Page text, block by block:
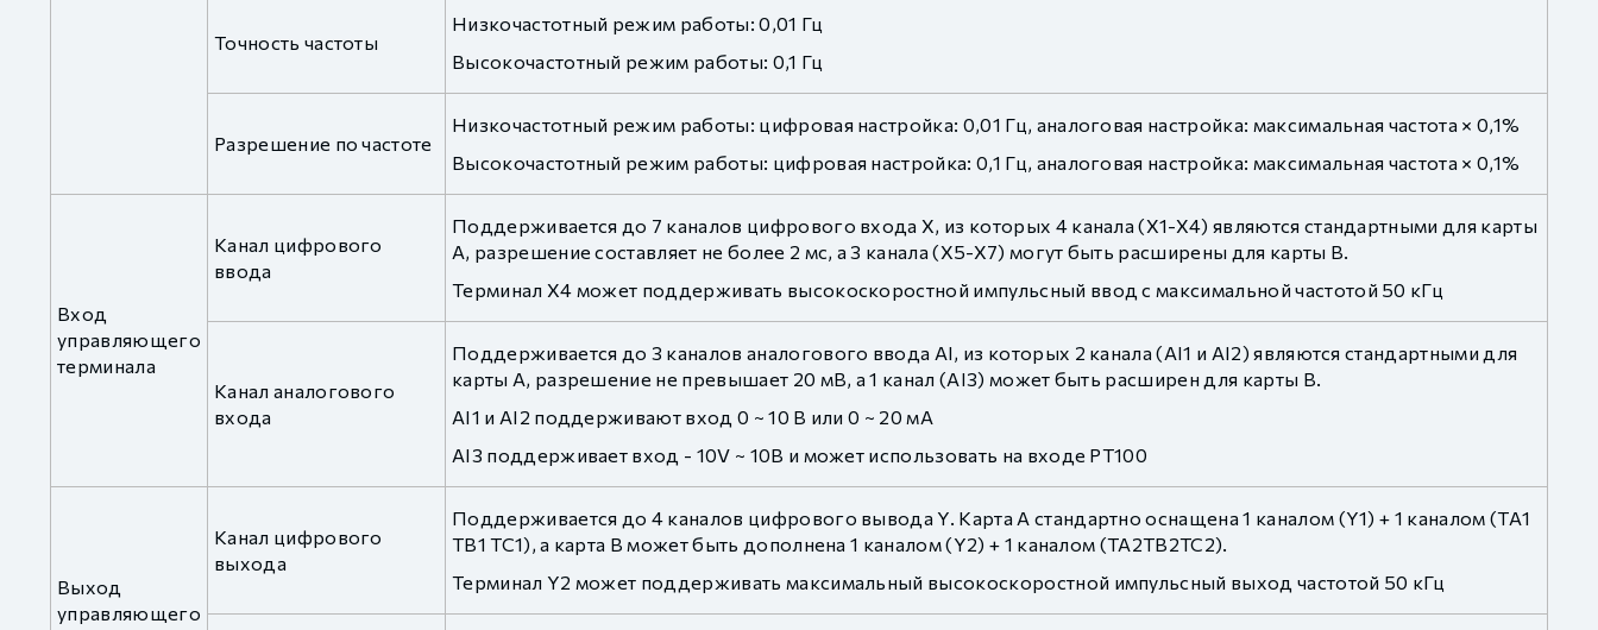
Точность частоты
Низкочастотный режим работы: 0,01 Гц
Высокочастотный режим работы: 0,1 Гц
Разрешение по частоте
Низкочастотный режим работы: цифровая настройка: 0,01 Гц, аналоговая настройка: максимальная частота × 0,1%
Высокочастотный режим работы: цифровая настройка: 0,1 Гц, аналоговая настройка: максимальная частота × 0,1%
Вход
управляющего
терминала
Канал цифрового
ввода
Поддерживается до 7 каналов цифрового входа X, из которых 4 канала (X1-X4) являются стандартными для карты
A, разрешение составляет не более 2 мс, а 3 канала (X5-X7) могут быть расширены для карты B.
Терминал X4 может поддерживать высокоскоростной импульсный ввод с максимальной частотой 50 кГц
Канал аналогового
входа
Поддерживается до 3 каналов аналогового ввода AI, из которых 2 канала (AI1 и AI2) являются стандартными для
карты A, разрешение не превышает 20 мВ, а 1 канал (AI3) может быть расширен для карты B.
AI1 и AI2 поддерживают вход 0 ~ 10 В или 0 ~ 20 мА
AI3 поддерживает вход - 10V ~ 10В и может использовать на входе PT100
Выход
управляющего
Канал цифрового
выхода
Поддерживается до 4 каналов цифрового вывода Y. Карта A стандартно оснащена 1 каналом (Y1) + 1 каналом (TA1
TB1 TC1), а карта B может быть дополнена 1 каналом (Y2) + 1 каналом (TA2TB2TC2).
Терминал Y2 может поддерживать максимальный высокоскоростной импульсный выход частотой 50 кГц